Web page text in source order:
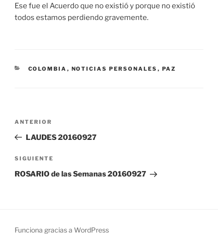
Ese fue el Acuerdo que no existió y porque no existió
todos estamos perdiendo gravemente.
CATEGORÍAS
COLOMBIA , NOTICIAS PERSONALES , PAZ
entradas
Entrada
anterior:
ANTERIOR
LAUDES 20160927
Siguiente
entrada
SIGUIENTE
ROSARIO de las Semanas 20160927
Funciona gracias a WordPress